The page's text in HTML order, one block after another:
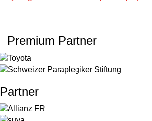
Premium Partner
Partner